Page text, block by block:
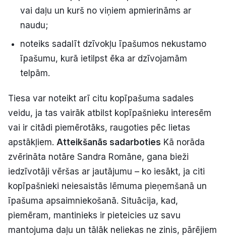
vai daļu un kurš no viņiem apmierināms ar
naudu;
noteiks sadalīt dzīvokļu īpašumos nekustamo
īpašumu, kurā ietilpst ēka ar dzīvojamām
telpām.
Tiesa var noteikt arī citu kopīpašuma sadales
veidu, ja tas vairāk atbilst kopīpašnieku interesēm
vai ir citādi piemērotāks, raugoties pēc lietas
apstākļiem. Atteikšanās sadarboties Kā norāda
zvērināta notāre Sandra Romāne, gana bieži
iedzīvotāji vēršas ar jautājumu – ko iesākt, ja citi
kopīpašnieki neiesaistās lēmuma pieņemšanā un
īpašuma apsaimniekošanā. Situācija, kad,
piemēram, mantinieks ir pieteicies uz savu
mantojuma daļu un tālāk neliekas ne zinis, pārējiem